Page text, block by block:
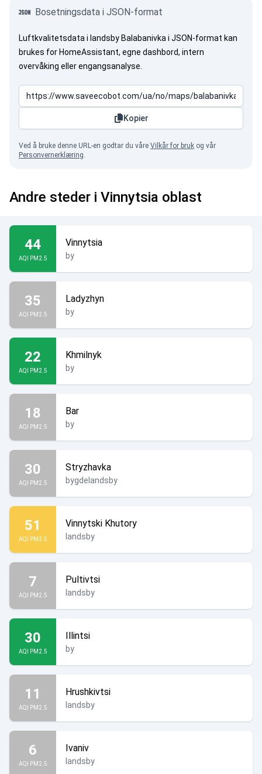
Bosetningsdata i JSON-format
Luftkvalitetsdata i landsby Balabanivka i JSON-format kan
brukes for HomeAssistant, egne dashbord, intern
overvåking eller engangsanalyse.
Kopier
Ved å bruke denne URL-en godtar du våre Vilkår for bruk og vår
Personvernerklæring.
Andre steder i Vinnytsia oblast
44
AQI PM2.5
Vinnytsia
by
35
AQI PM2.5
Ladyzhyn
by
22
AQI PM2.5
Khmilnyk
by
18
AQI PM2.5
Bar
by
30
AQI PM2.5
Stryzhavka
bygdelandsby
51
AQI PM2.5
Vinnytski Khutory
landsby
7
AQI PM2.5
Pultivtsi
landsby
30
AQI PM2.5
Illintsi
by
11
AQI PM2.5
Hrushkivtsi
landsby
6
AQI PM2.5
Ivaniv
landsby